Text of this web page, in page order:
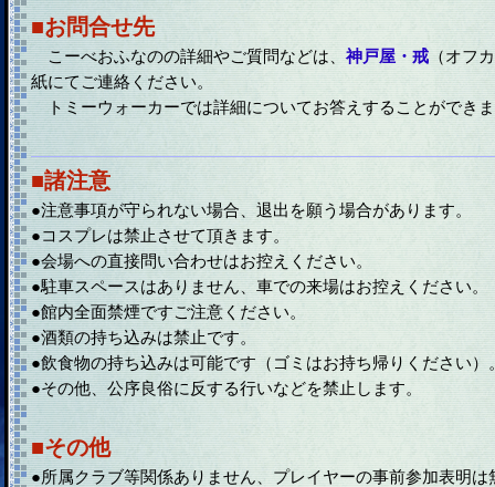
■お問合せ先
こーべおふなのの詳細やご質問などは、神戸屋・戒 （オフ
紙にてご連絡ください。
トミーウォーカーでは詳細についてお答えすることができ
■諸注意
●注意事項が守られない場合、退出を願う場合があります。
●コスプレは禁止させて頂きます。
●会場への直接問い合わせはお控えください。
●駐車スペースはありません、車での来場はお控えください。
●館内全面禁煙ですご注意ください。
●酒類の持ち込みは禁止です。
●飲食物の持ち込みは可能です（ゴミはお持ち帰りください）
●その他、公序良俗に反する行いなどを禁止します。
■その他
●所属クラブ等関係ありません、プレイヤーの事前参加表明は